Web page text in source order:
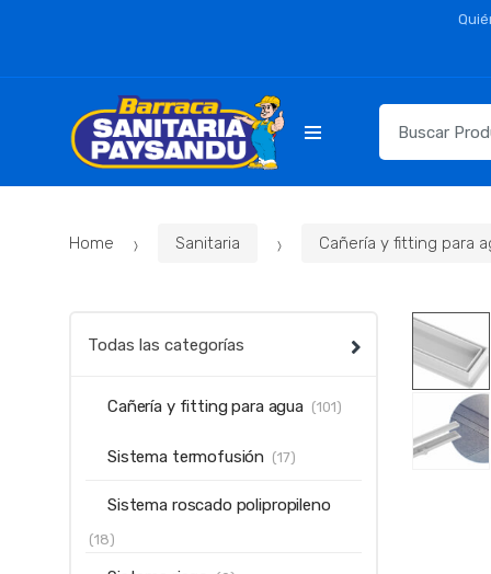
para:
Home Sanitaria Cañería y fitting para
Todas las categorías
Cañería y fitting para agua (101)
Sistema termofusión (17)
Sistema roscado polipropileno
(18)